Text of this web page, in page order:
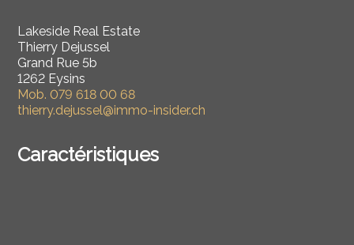
Lakeside Real Estate
Thierry Dejussel
Grand Rue 5b
1262 Eysins
Mob.079 618 00 68
thierry.dejussel@immo-insider.ch
Caractéristiques